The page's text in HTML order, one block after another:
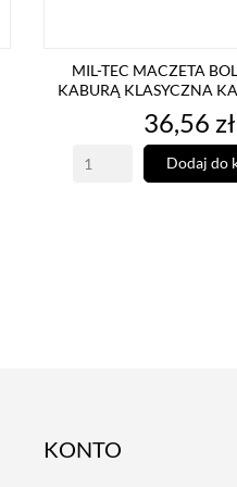
MIL-TEC MACZETA
KABURĄ KLASYCZNA
Cena
36,56 zł
Dodaj do
ACCOUNT